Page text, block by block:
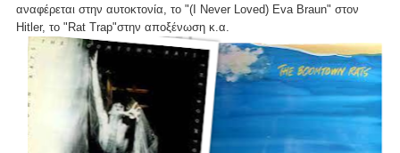
αναφέρεται στην αυτοκτονία, το "(I Never Loved) Eva Braun" στον
Hitler, το "Rat Trap"στην αποξένωση κ.α.